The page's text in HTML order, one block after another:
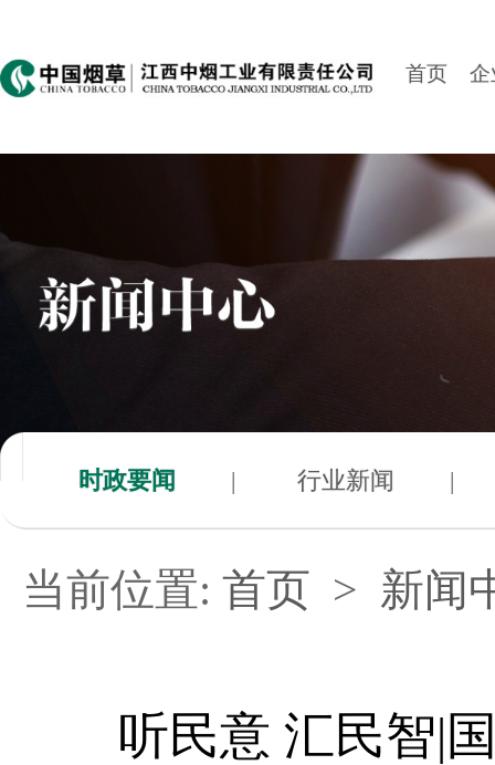
首页 企
时政要闻 | 行业新闻 |
当前位置: 首页 > 新闻
听民意 汇民智|